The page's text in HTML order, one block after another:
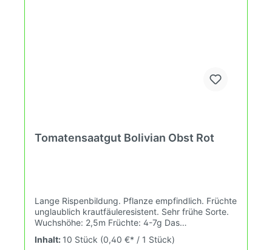
Tomatensaatgut Bolivian Obst Rot
Lange Rispenbildung. Pflanze empfindlich. Früchte
unglaublich krautfäuleresistent. Sehr frühe Sorte.
Wuchshöhe: 2,5m Früchte: 4-7g Das
Tomatensaatgut wird ausdrücklich als
Sammelobjekt oder Zierpflanze verkauft.
Inhalt: 10 Stück (0,40 €* / 1 Stück)